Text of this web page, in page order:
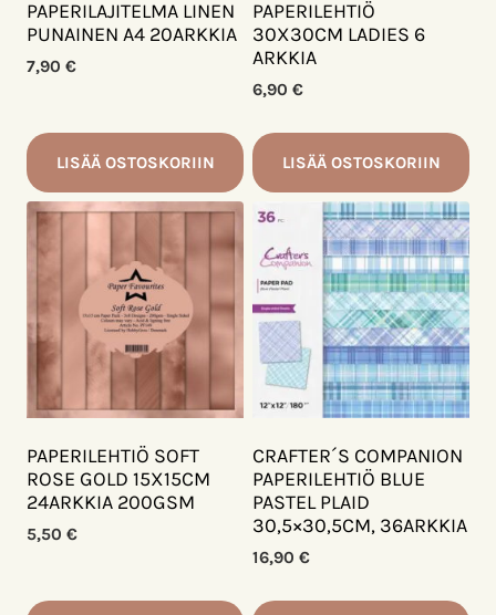
PAPERILAJITELMA LINEN
PUNAINEN A4 20ARKKIA
7,90 €
LISÄÄ OSTOSKORIIN
PAPERILEHTIÖ
30X30CM LADIES 6
ARKKIA
6,90 €
LISÄÄ OSTOSKORIIN
PAPERILEHTIÖ SOFT
ROSE GOLD 15X15CM
24ARKKIA 200GSM
5,50 €
CRAFTER´S COMPANION
PAPERILEHTIÖ BLUE
PASTEL PLAID
30,5×30,5CM, 36ARKKIA
16,90 €